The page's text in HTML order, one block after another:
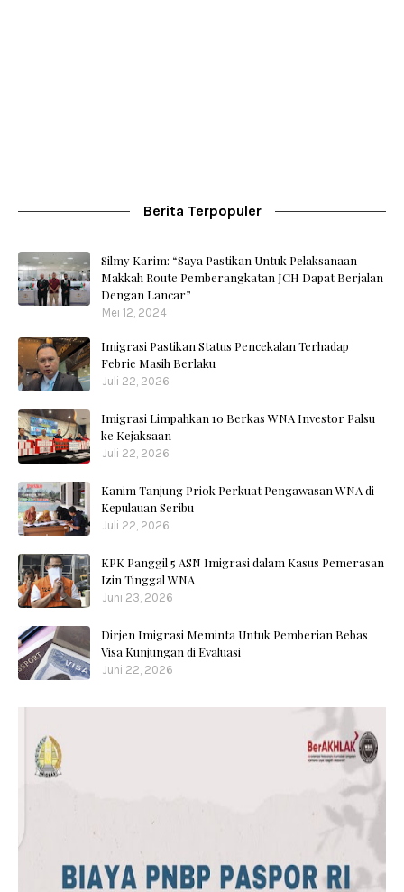
Berita Terpopuler
Silmy Karim: “Saya Pastikan Untuk Pelaksanaan
Makkah Route Pemberangkatan JCH Dapat Berjalan
Dengan Lancar”
Mei 12, 2024
Imigrasi Pastikan Status Pencekalan Terhadap
Febrie Masih Berlaku
Juli 22, 2026
Imigrasi Limpahkan 10 Berkas WNA Investor Palsu
ke Kejaksaan
Juli 22, 2026
Kanim Tanjung Priok Perkuat Pengawasan WNA di
Kepulauan Seribu
Juli 22, 2026
KPK Panggil 5 ASN Imigrasi dalam Kasus Pemerasan
Izin Tinggal WNA
Juni 23, 2026
Dirjen Imigrasi Meminta Untuk Pemberian Bebas
Visa Kunjungan di Evaluasi
Juni 22, 2026